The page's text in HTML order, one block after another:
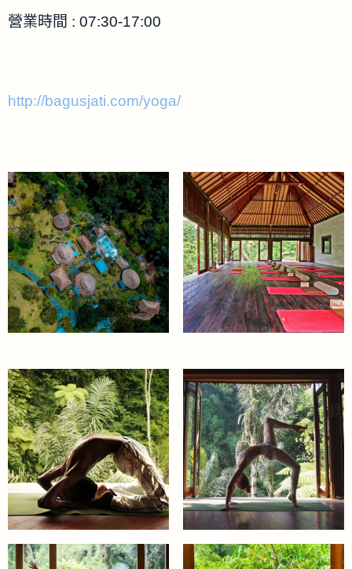
營業時間 : 07:30-17:00
http://bagusjati.com/yoga/